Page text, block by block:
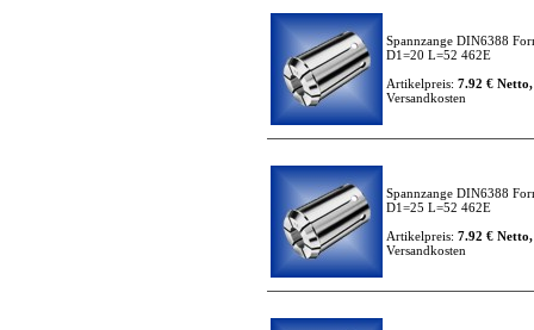
Spannzange DIN6388
D1=20 L=52 462E
Artikelpreis: 7.92 €
Versandkosten
Spannzange DIN6388
D1=25 L=52 462E
Artikelpreis: 7.92 €
Versandkosten